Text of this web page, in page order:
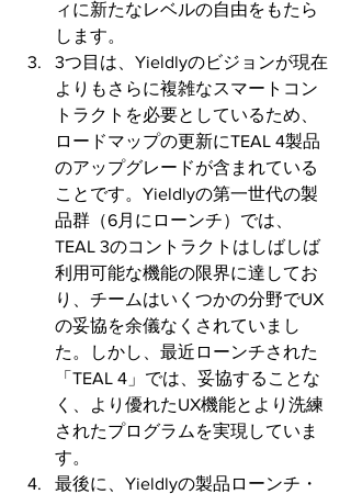
ィに新たなレベルの自由をもたら
します。
3つ目は、Yieldlyのビジョンが現在
よりもさらに複雑なスマートコン
トラクトを必要としているため、
ロードマップの更新にTEAL 4製品
のアップグレードが含まれている
ことです。Yieldlyの第一世代の製
品群（6月にローンチ）では、
TEAL 3のコントラクトはしばしば
利用可能な機能の限界に達してお
り、チームはいくつかの分野でUX
の妥協を余儀なくされていまし
た。しかし、最近ローンチされた
「TEAL 4」では、妥協することな
く、より優れたUX機能とより洗練
されたプログラムを実現していま
す。
最後に、Yieldlyの製品ローンチ・